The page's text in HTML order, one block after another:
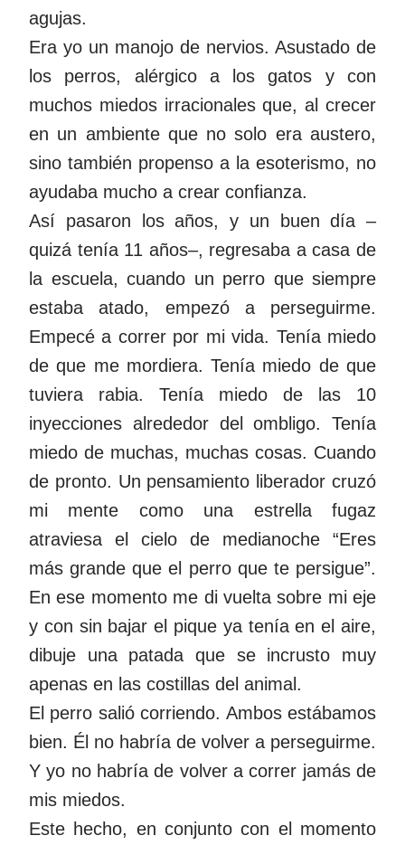
agujas.
Era yo un manojo de nervios. Asustado de
los perros, alérgico a los gatos y con
muchos miedos irracionales que, al crecer
en un ambiente que no solo era austero,
sino también propenso a la esoterismo, no
ayudaba mucho a crear confianza.
Así pasaron los años, y un buen día –
quizá tenía 11 años–, regresaba a casa de
la escuela, cuando un perro que siempre
estaba atado, empezó a perseguirme.
Empecé a correr por mi vida. Tenía miedo
de que me mordiera. Tenía miedo de que
tuviera rabia. Tenía miedo de las 10
inyecciones alrededor del ombligo. Tenía
miedo de muchas, muchas cosas. Cuando
de pronto. Un pensamiento liberador cruzó
mi mente como una estrella fugaz
atraviesa el cielo de medianoche “Eres
más grande que el perro que te persigue”.
En ese momento me di vuelta sobre mi eje
y con sin bajar el pique ya tenía en el aire,
dibuje una patada que se incrusto muy
apenas en las costillas del animal.
El perro salió corriendo. Ambos estábamos
bien. Él no habría de volver a perseguirme.
Y yo no habría de volver a correr jamás de
mis miedos.
Este hecho, en conjunto con el momento